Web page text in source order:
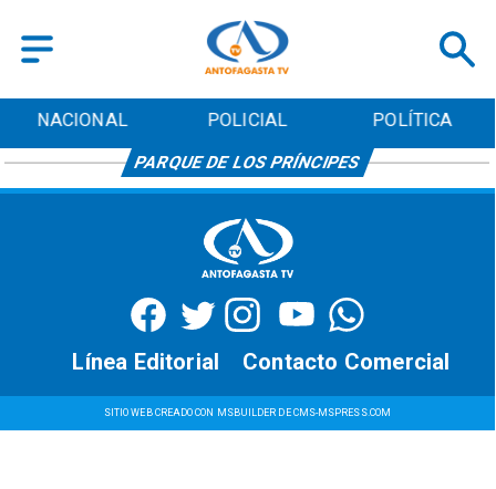
NACIONAL POLICIAL POLÍTICA
PARQUE DE LOS PRÍNCIPES
SITIO WEB CREADO CON MSBUILDER DE CMS-MSPRESS.COM
Contacto Comercial
Línea Editorial